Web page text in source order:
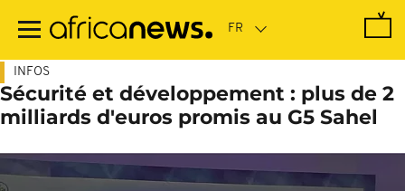
contenu
INFOS
Sécurité et développement : plus de 2
milliards d'euros promis au G5 Sahel